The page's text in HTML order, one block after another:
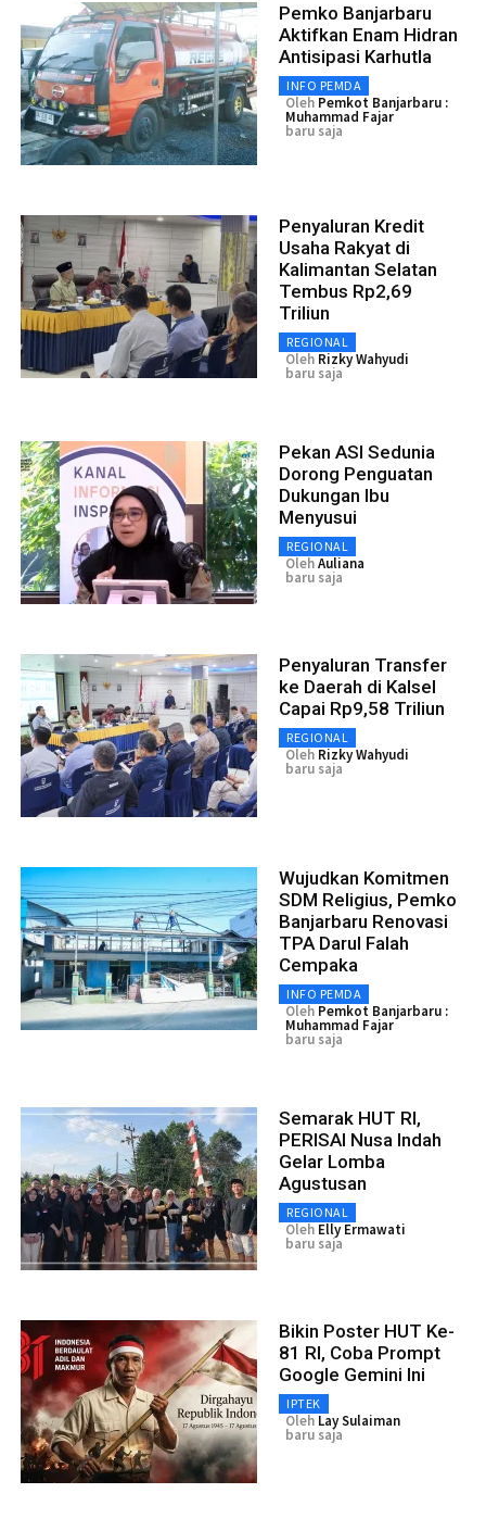
Pemko Banjarbaru
Aktifkan Enam Hidran
Antisipasi Karhutla
INFO PEMDA
Oleh Pemkot Banjarbaru :
Muhammad Fajar
baru saja
Penyaluran Kredit
Usaha Rakyat di
Kalimantan Selatan
Tembus Rp2,69
Triliun
REGIONAL
Oleh Rizky Wahyudi
baru saja
Pekan ASI Sedunia
Dorong Penguatan
Dukungan Ibu
Menyusui
REGIONAL
OlehAuliana
baru saja
Penyaluran Transfer
ke Daerah di Kalsel
Capai Rp9,58 Triliun
REGIONAL
Oleh Rizky Wahyudi
baru saja
Wujudkan Komitmen
SDM Religius, Pemko
Banjarbaru Renovasi
TPA Darul Falah
Cempaka
INFO PEMDA
Oleh Pemkot Banjarbaru :
Muhammad Fajar
baru saja
Semarak HUT RI,
PERISAI Nusa Indah
Gelar Lomba
Agustusan
REGIONAL
Oleh Elly Ermawati
baru saja
Bikin Poster HUT Ke-
81 RI, Coba Prompt
Google Gemini Ini
IPTEK
Oleh Lay Sulaiman
baru saja